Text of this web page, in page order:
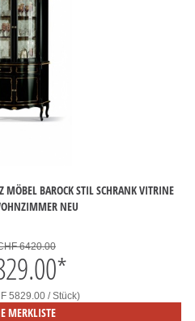
BAROCK STIL SCHRANK VITRINE
NEU
6420.00
*
5829.00 / Stück)
MERKLISTE